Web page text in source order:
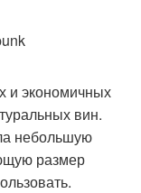
и экономичных
вин.
небольшую
размер